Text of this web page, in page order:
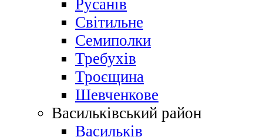
Русанів
Світильне
Семиполки
Требухів
Троєщина
Шевченкове
Васильківський район
Васильків